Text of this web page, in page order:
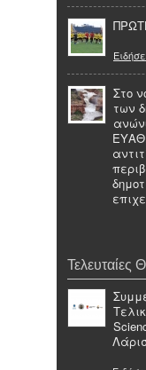
Στο
των
Τελευταίες